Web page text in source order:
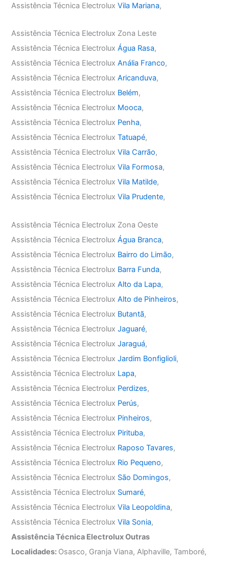
Assistência Técnica ElectroluxVila Mariana,
Assistência Técnica Electrolux Zona Leste
Assistência Técnica ElectroluxÁgua Rasa,
Assistência Técnica ElectroluxAnália Franco,
Assistência Técnica ElectroluxAricanduva,
Assistência Técnica Electrolux Belém,
Assistência Técnica Electrolux Mooca,
Assistência Técnica Electrolux Penha,
Assistência Técnica ElectroluxTatuapé,
Assistência Técnica ElectroluxVila Carrão,
Assistência Técnica ElectroluxVila Formosa,
Assistência Técnica ElectroluxVila Matilde,
Assistência Técnica ElectroluxVila Prudente,
Assistência Técnica Electrolux Zona Oeste
Assistência Técnica ElectroluxÁgua Branca,
Assistência Técnica Electrolux Bairro do Limão,
Assistência Técnica Electrolux Barra Funda,
Assistência Técnica ElectroluxAlto da Lapa,
Assistência Técnica ElectroluxAlto de Pinheiros,
Assistência Técnica Electrolux Butantã,
Assistência Técnica ElectroluxJaguaré,
Assistência Técnica ElectroluxJaraguá,
Assistência Técnica ElectroluxJardim Bonfiglioli,
Assistência Técnica Electrolux Lapa,
Assistência Técnica Electrolux Perdizes,
Assistência Técnica Electrolux Perús,
Assistência Técnica Electrolux Pinheiros,
Assistência Técnica Electrolux Pirituba,
Assistência Técnica Electrolux Raposo Tavares,
Assistência Técnica Electrolux Rio Pequeno,
Assistência Técnica Electrolux São Domingos,
Assistência Técnica Electrolux Sumaré,
Assistência Técnica ElectroluxVila Leopoldina,
Assistência Técnica ElectroluxVila Sonia,
Assistência Técnica Electrolux Outras
Localidades: Osasco, Granja Viana, Alphaville, Tamboré,